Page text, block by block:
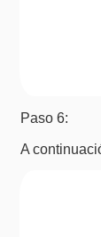
Paso 6:
A